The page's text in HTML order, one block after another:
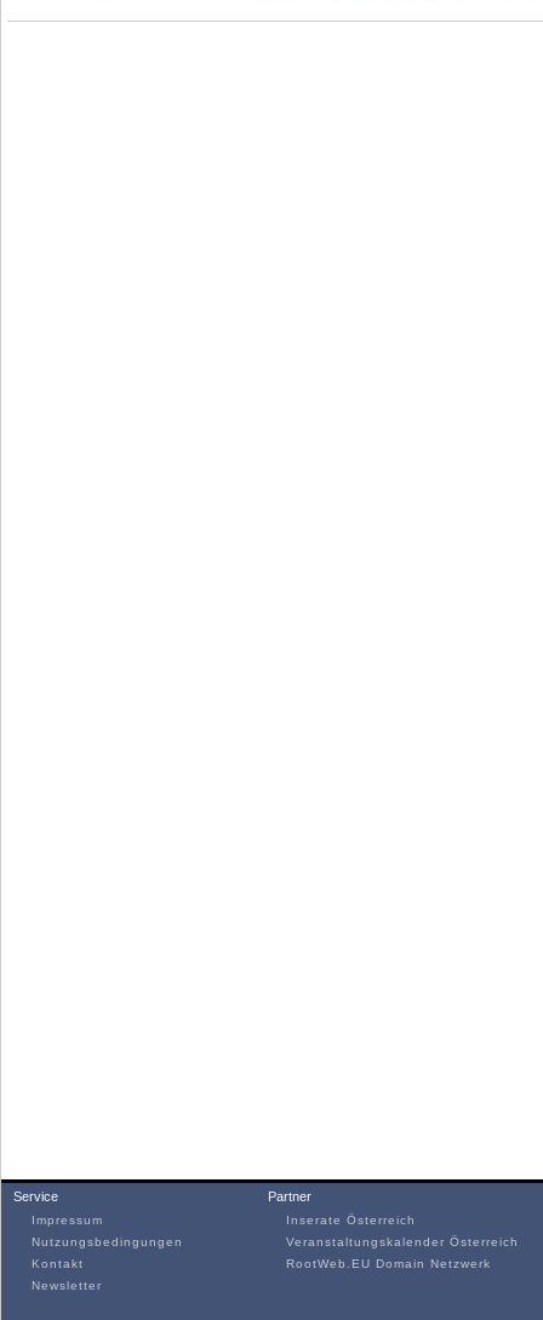
Service
Impressum
Nutzungsbedingungen
Kontakt
Newsletter
Partner
Inserate Österreich
Veranstaltungskalender Österreich
RootWeb.EU Domain Netzwerk